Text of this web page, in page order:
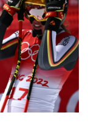
123.754743
BHD 0.37711
BIF 2990
BMD 1
BND 1.281981
BOB 12.092258
BRL 5.1235
BSD 0.999753
BTN 95.145446